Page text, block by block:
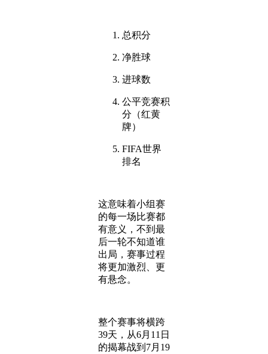
总积分
净胜球
进球数
公平竞赛积
分（红黄
牌）
FIFA世界
排名
这意味着小组赛
的每一场比赛都
有意义，不到最
后一轮不知道谁
出局，赛事过程
将更加激烈、更
有悬念。
整个赛事将横跨
39天，从6月11日
的揭幕战到7月19